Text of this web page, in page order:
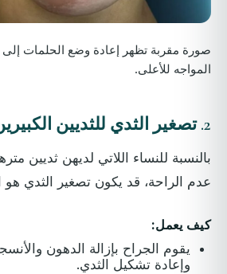
صورة مقربة تظهر إعادة وضع الحلمات إلى
المواجه للأعلى.
2. تصغير الثدي للثديين
بالنسبة للنساء اللاتي لديهن ثديين
عدم الراحة، قد يكون تصغير الثدي هو
كيف يعمل:
يقوم الجراح بإزالة الدهون
وإعادة تشكيل الثدي.